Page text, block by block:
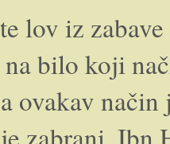
lov iz
na bilo koji
ovakav
zabrani. Ibn